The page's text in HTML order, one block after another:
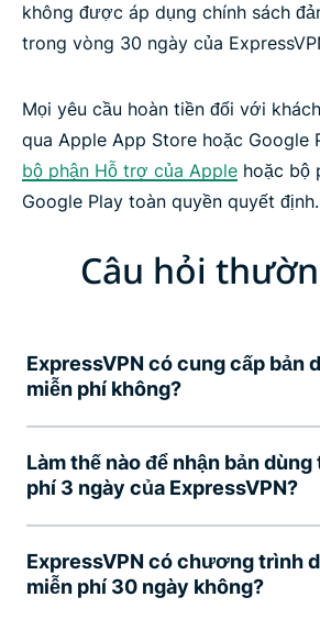
không được áp dụng chính sách
trong vòng 30 ngày của
Mọi yêu cầu hoàn tiền đối với
qua Apple App Store hoặc Google
bộ phận Hỗ trợ của Apple hoặc bộ
Google Play toàn quyền quyết định.
Câu hỏi
ExpressVPN có cung cấp bản
miễn phí không?
Làm thế nào để nhận bản
phí 3 ngày của ExpressVPN?
ExpressVPN có chương trình
miễn phí 30 ngày không?